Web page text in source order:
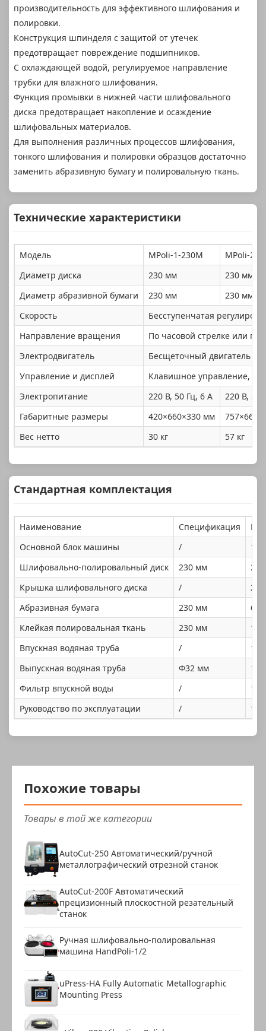
производительность для эффективного шлифования и
полировки.
Конструкция шпинделя с защитой от утечек
предотвращает повреждение подшипников.
С охлаждающей водой, регулируемое направление
трубки для влажного шлифования.
Функция промывки в нижней части шлифовального
диска предотвращает накопление и осаждение
шлифовальных материалов.
Для выполнения различных процессов шлифования,
тонкого шлифования и полировки образцов достаточно
заменить абразивную бумагу и полировальную ткань.
Технические характеристики
Модель MPoli-1-230M
MPoli-2-
Диаметр диска
230 мм
230 мм
Диаметр абразивной бумаги
230 мм
230 мм
Скорость
Бесступенчатая
Направление вращения
По часовой стрелке или
Электродвигатель
Бесщеточный двигатель
Управление и дисплей
Клавишное управление,
Электропитание
220 В, 50 Гц, 6 А
220 В, 50
Габаритные размеры
420×660×330 мм
Вес нетто
30 кг 57 кг
Стандартная комплектация
Наименование Спецификация
Основной блок машины
/
1
Шлифовально-полировальный диск
230 мм
2
Крышка шлифовального диска
/
2
Абразивная бумага
230 мм
6
Клейкая полировальная ткань
230 мм
1
Впускная водяная труба
/
1
Выпускная водяная труба
Φ32 мм
1
Фильтр впускной воды
/
1
Руководство по эксплуатации
/ 1
Похожие товары
Товары в той же категории
AutoCut-250 Автоматический/ручной
металлографический отрезной станок
AutoCut-200F Автоматический
прецизионный плоскостной резательный
станок
Ручная шлифовально-полировальная
машина HandPoli-1/2
uPress-HA Fully Automatic Metallographic
Mounting Press